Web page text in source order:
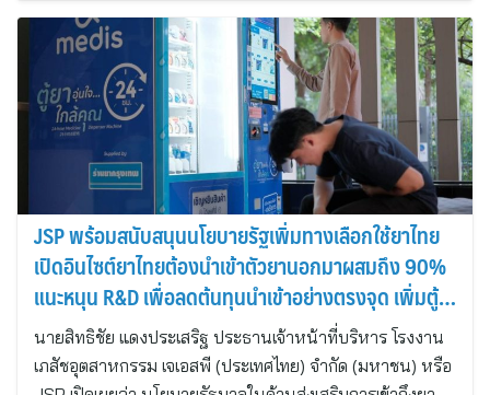
JSP พร้อมสนับสนุนนโยบายรัฐเพิ่มทางเลือกใช้ยาไทย
เปิดอินไซต์ยาไทยต้องนำเข้าตัวยานอกมาผสมถึง 90%
แนะหนุน R&D เพื่อลดต้นทุนนำเข้าอย่างตรงจุด เพิ่มตู้
จ่ายยาอัตโนมัติขยายการเข้าถึงให้ปชช.
นายสิทธิชัย แดงประเสริฐ ประธานเจ้าหน้าที่บริหาร โรงงาน
เภสัชอุตสาหกรรม เจเอสพี (ประเทศไทย) จำกัด (มหาชน) หรือ